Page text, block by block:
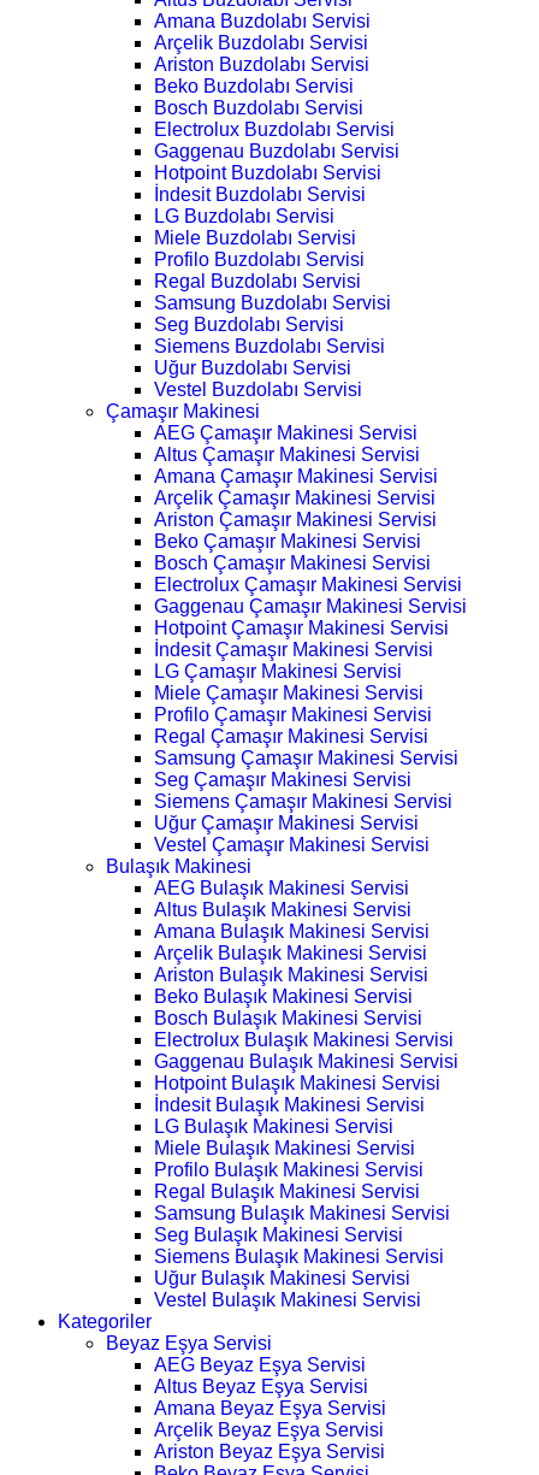
Amana Buzdolabı Servisi
Arçelik Buzdolabı Servisi
Ariston Buzdolabı Servisi
Beko Buzdolabı Servisi
Bosch Buzdolabı Servisi
Electrolux Buzdolabı Servisi
Gaggenau Buzdolabı Servisi
Hotpoint Buzdolabı Servisi
İndesit Buzdolabı Servisi
LG Buzdolabı Servisi
Miele Buzdolabı Servisi
Profilo Buzdolabı Servisi
Regal Buzdolabı Servisi
Samsung Buzdolabı Servisi
Seg Buzdolabı Servisi
Siemens Buzdolabı Servisi
Uğur Buzdolabı Servisi
Vestel Buzdolabı Servisi
Çamaşır Makinesi
AEG Çamaşır Makinesi Servisi
Altus Çamaşır Makinesi Servisi
Amana Çamaşır Makinesi Servisi
Arçelik Çamaşır Makinesi Servisi
Ariston Çamaşır Makinesi Servisi
Beko Çamaşır Makinesi Servisi
Bosch Çamaşır Makinesi Servisi
Electrolux Çamaşır Makinesi Servisi
Gaggenau Çamaşır Makinesi Servisi
Hotpoint Çamaşır Makinesi Servisi
İndesit Çamaşır Makinesi Servisi
LG Çamaşır Makinesi Servisi
Miele Çamaşır Makinesi Servisi
Profilo Çamaşır Makinesi Servisi
Regal Çamaşır Makinesi Servisi
Samsung Çamaşır Makinesi Servisi
Seg Çamaşır Makinesi Servisi
Siemens Çamaşır Makinesi Servisi
Uğur Çamaşır Makinesi Servisi
Vestel Çamaşır Makinesi Servisi
Bulaşık Makinesi
AEG Bulaşık Makinesi Servisi
Altus Bulaşık Makinesi Servisi
Amana Bulaşık Makinesi Servisi
Arçelik Bulaşık Makinesi Servisi
Ariston Bulaşık Makinesi Servisi
Beko Bulaşık Makinesi Servisi
Bosch Bulaşık Makinesi Servisi
Electrolux Bulaşık Makinesi Servisi
Gaggenau Bulaşık Makinesi Servisi
Hotpoint Bulaşık Makinesi Servisi
İndesit Bulaşık Makinesi Servisi
LG Bulaşık Makinesi Servisi
Miele Bulaşık Makinesi Servisi
Profilo Bulaşık Makinesi Servisi
Regal Bulaşık Makinesi Servisi
Samsung Bulaşık Makinesi Servisi
Seg Bulaşık Makinesi Servisi
Siemens Bulaşık Makinesi Servisi
Uğur Bulaşık Makinesi Servisi
Vestel Bulaşık Makinesi Servisi
Kategoriler
Beyaz Eşya Servisi
AEG Beyaz Eşya Servisi
Altus Beyaz Eşya Servisi
Amana Beyaz Eşya Servisi
Arçelik Beyaz Eşya Servisi
Ariston Beyaz Eşya Servisi